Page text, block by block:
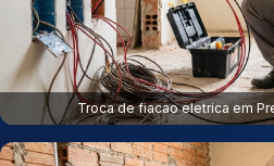
Troca de fiacao eletrica em